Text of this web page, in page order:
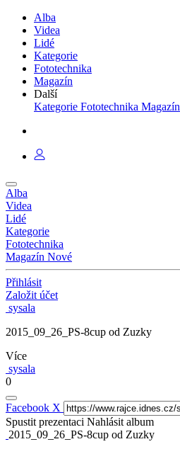
Alba
Videa
Lidé
Kategorie
Fototechnika
Magazín
Další
Kategorie Fototechnika Magazín
Alba
Videa
Lidé
Kategorie
Fototechnika
Magazín Nové
Přihlásit
Založit účet
sysala
2015_09_26_PS-8cup od Zuzky
Více
sysala
0
Facebook X
Spustit prezentaci Nahlásit album
2015_09_26_PS-8cup od Zuzky